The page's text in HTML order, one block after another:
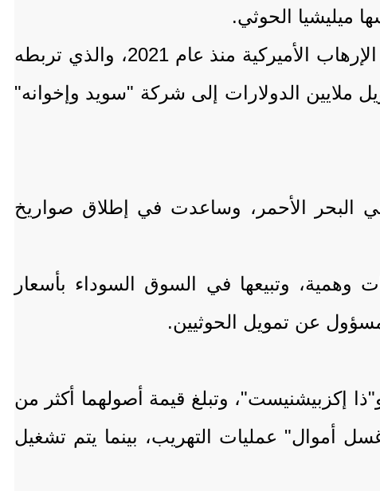
ميليشيا الحوثي.
ويبرز في قلب الشبكة اسم عبد الجليل ملاّح، رجل الأعمال السوري المدرج على قائمة الإرهاب الأميركية منذ عام 2021، والذي تربطه
ملايين الدولارات إلى شركة "سويد وإخوانه"
البحر الأحمر، وساعدت في إطلاق صواريخ
وتبيعها في السوق السوداء بأسعار
عن تمويل الحوثيين.
إكزبيشنيست"، وتبلغ قيمة أصولهما أكثر من
أموال" عمليات التهريب، بينما يتم تشغيل